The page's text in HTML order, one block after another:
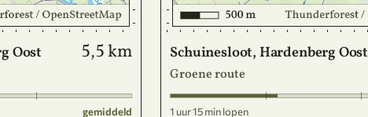
Oost 5,5 km
gemiddeld
Schuinesloot, Hardenberg Oost
Groene route
1 uur 15 min lopen